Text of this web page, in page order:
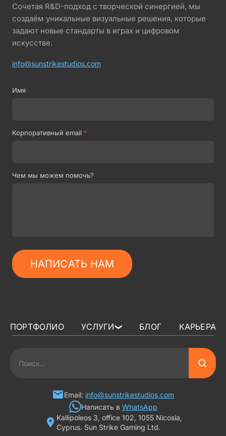
Сочетая R&D-подход с творческой синергией, мы
создаём уникальные визуальные решения, которые
задают новые стандарты в играх и цифровом
искусстве.
info@sunstrikestudios.com
Имя
Корпоративный email *
Чем мы можем помочь?
НАПИСАТЬ НАМ
ПОРТФОЛИО УСЛУГИ ❯ БЛОГ
КАРЬЕРА
ГРАФИКА ДЛЯ СЛОТОВ
3D ПЕРСОНАЖИ
Email: info@sunstrikestudios.com
Написать в WhatsApp
Kallipoleos 3, office 102, 1055 Nicosia,
Cyprus. Sun Strike Gaming Ltd.